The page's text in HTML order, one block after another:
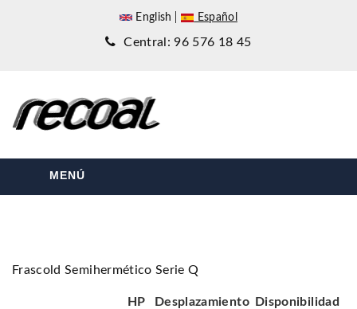
English Español
Central: 96 576 18 45
MENÚ
Frascold Semihermético Serie Q
HP Desplazamiento Disponibilidad